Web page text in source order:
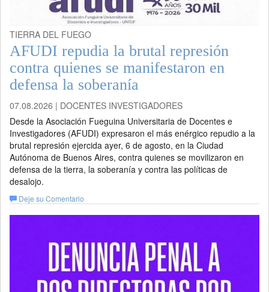
TIERRA DEL FUEGO
AFUDI repudia la brutal represión
contra quienes se manifestaron en
defensa la soberanía
07.08.2026 | DOCENTES INVESTIGADORES
Desde la Asociación Fueguina Universitaria de Docentes e
Investigadores (AFUDI) expresaron el más enérgico repudio a la
brutal represión ejercida ayer, 6 de agosto, en la Ciudad
Autónoma de Buenos Aires, contra quienes se movilizaron en
defensa de la tierra, la soberanía y contra las políticas de
desalojo.
Deje su Comentario